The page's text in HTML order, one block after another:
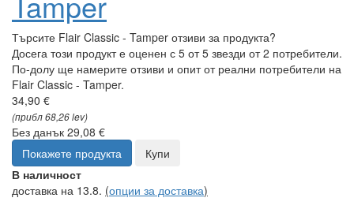
Търсите Flair Classic - Tamper отзиви за продукта?
Досега този продукт е оценен с 5 от 5 звезди от 2 потребители.
По-долу ще намерите отзиви и опит от реални потребители на
Flair Classic - Tamper.
34,90 €
(прибл 68,26 lev)
Без данък 29,08 €
Покажете продукта
Купи
В наличност
доставка на 13.8. (опции за доставка)